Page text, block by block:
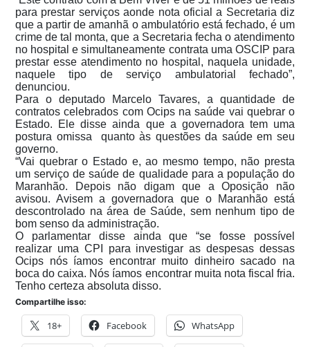
para prestar serviços aonde nota oficial a Secretaria diz
que a partir de amanhã o ambulatório está fechado, é um
crime de tal monta, que a Secretaria fecha o atendimento
no hospital e simultaneamente contrata uma OSCIP para
prestar esse atendimento no hospital, naquela unidade,
naquele tipo de serviço ambulatorial fechado”,
denunciou.
Para o deputado Marcelo Tavares, a quantidade de
contratos celebrados com Ocips na saúde vai quebrar o
Estado. Ele disse ainda que a governadora tem uma
postura omissa quanto às questões da saúde em seu
governo.
“Vai quebrar o Estado e, ao mesmo tempo, não presta
um serviço de saúde de qualidade para a população do
Maranhão. Depois não digam que a Oposição não
avisou. Avisem a governadora que o Maranhão está
descontrolado na área de Saúde, sem nenhum tipo de
bom senso da administração.
O parlamentar disse ainda que “se fosse possível
realizar uma CPI para investigar as despesas dessas
Ocips nós íamos encontrar muito dinheiro sacado na
boca do caixa. Nós íamos encontrar muita nota fiscal fria.
Tenho certeza absoluta disso.
Compartilhe isso:
18+ Facebook WhatsApp